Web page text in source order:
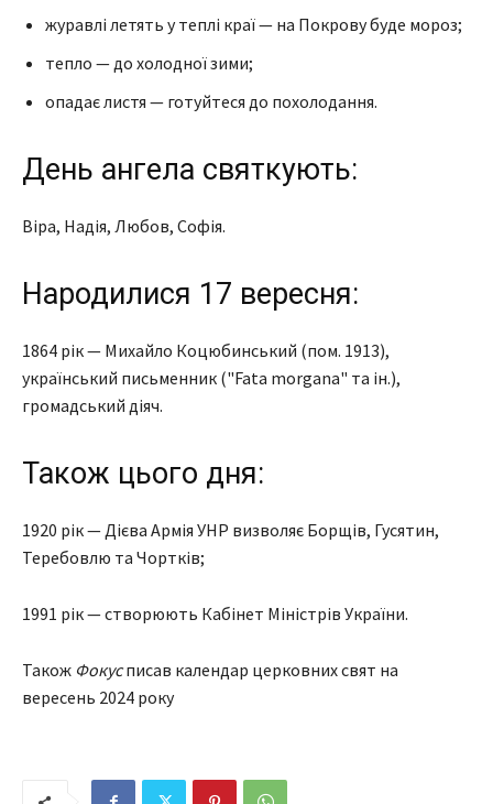
журавлі летять у теплі краї — на Покрову буде мороз;
тепло — до холодної зими;
опадає листя — готуйтеся до похолодання.
День ангела святкують:
Віра, Надія, Любов, Софія.
Народилися 17 вересня:
1864 рік — Михайло Коцюбинський (пом. 1913),
український письменник ("Fata morgana" та ін.),
громадський діяч.
Також цього дня:
1920 рік — Дієва Армія УНР визволяє Борщів, Гусятин,
Теребовлю та Чортків;
1991 рік — створюють Кабінет Міністрів України.
Також Фокусписав календар церковних свят на
вересень 2024 року